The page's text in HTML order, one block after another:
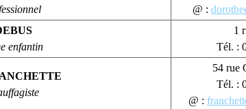
@ :
enfantin
1
Tél. :
54 rue
Tél. :
@ :